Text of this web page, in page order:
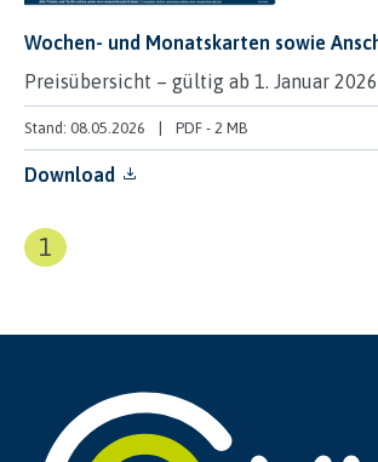
Wochen- und Monatskarten sowie
Preisübersicht – gültig ab 1. Januar 2026
Stand: 08.05.2026 PDF - 2 MB
Download
1